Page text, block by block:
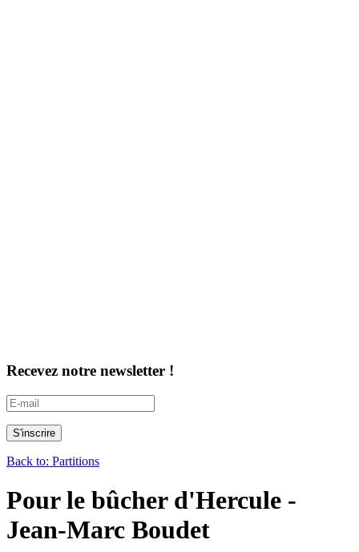
Recevez notre newsletter !
Back to: Partitions
Pour le bûcher d'Hercule -
Jean-Marc Boudet